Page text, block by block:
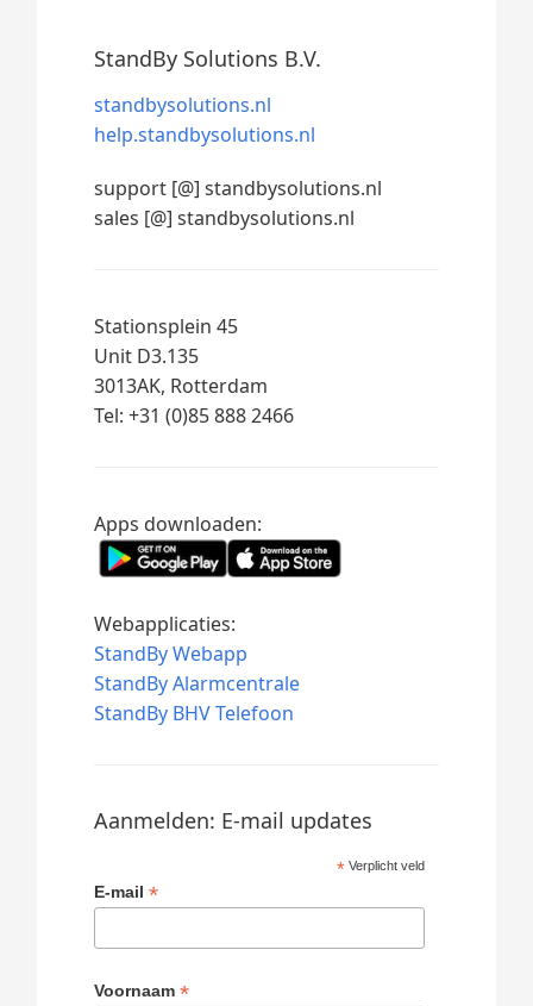
StandBy Solutions B.V.
standbysolutions.nl
help.standbysolutions.nl
support [@] standbysolutions.nl
sales [@] standbysolutions.nl
Stationsplein 45
Unit D3.135
3013AK, Rotterdam
Tel: +31 (0)85 888 2466
Apps downloaden:
Webapplicaties:
StandBy Webapp
StandBy Alarmcentrale
StandBy BHV Telefoon
Aanmelden: E-mail updates
* Verplicht veld
E-mail*
Voornaam*